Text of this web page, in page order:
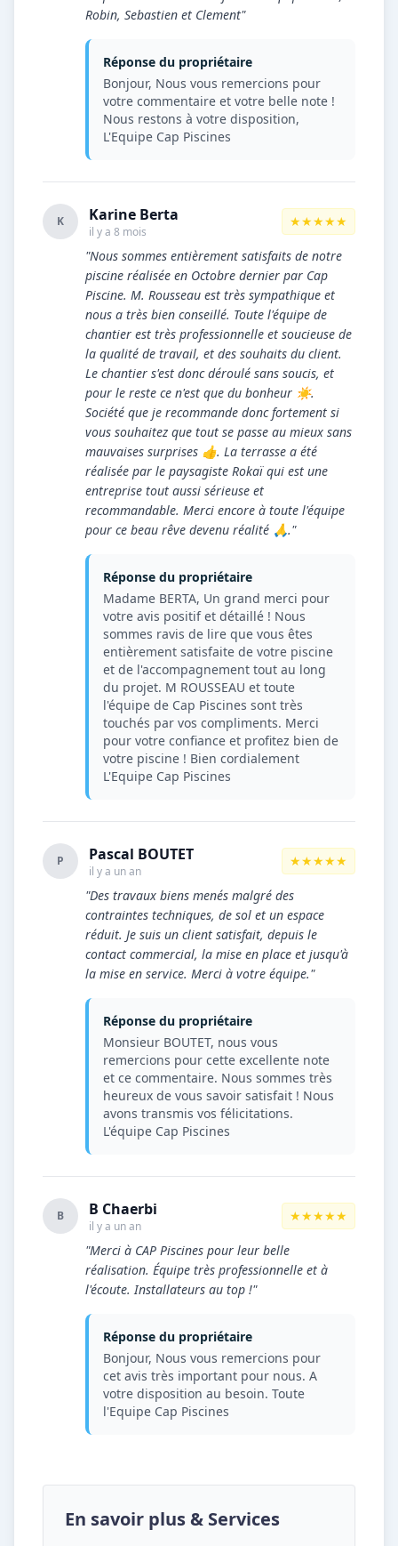
Robin, Sebastien et Clement"
Réponse du propriétaire
Bonjour, Nous vous remercions pour
votre commentaire et votre belle note !
Nous restons à votre disposition,
L'Equipe Cap Piscines
K Karine Berta
il y a 8 mois
★★★★★
"Nous sommes entièrement satisfaits de notre
piscine réalisée en Octobre dernier par Cap
Piscine. M. Rousseau est très sympathique et
nous a très bien conseillé. Toute l'équipe de
chantier est très professionnelle et soucieuse de
la qualité de travail, et des souhaits du client.
Le chantier s'est donc déroulé sans soucis, et
pour le reste ce n'est que du bonheur ☀️.
Société que je recommande donc fortement si
vous souhaitez que tout se passe au mieux sans
mauvaises surprises 👍. La terrasse a été
réalisée par le paysagiste Rokaï qui est une
entreprise tout aussi sérieuse et
recommandable. Merci encore à toute l'équipe
pour ce beau rêve devenu réalité 🙏."
Réponse du propriétaire
Madame BERTA, Un grand merci pour
votre avis positif et détaillé ! Nous
sommes ravis de lire que vous êtes
entièrement satisfaite de votre piscine
et de l'accompagnement tout au long
du projet. M ROUSSEAU et toute
l'équipe de Cap Piscines sont très
touchés par vos compliments. Merci
pour votre confiance et profitez bien de
votre piscine ! Bien cordialement
L'Equipe Cap Piscines
P Pascal BOUTET
il y a un an
★★★★★
"Des travaux biens menés malgré des
contraintes techniques, de sol et un espace
réduit. Je suis un client satisfait, depuis le
contact commercial, la mise en place et jusqu'à
la mise en service. Merci à votre équipe."
Réponse du propriétaire
Monsieur BOUTET, nous vous
remercions pour cette excellente note
et ce commentaire. Nous sommes très
heureux de vous savoir satisfait ! Nous
avons transmis vos félicitations.
L'équipe Cap Piscines
B B Chaerbi
il y a un an
★★★★★
"Merci à CAP Piscines pour leur belle
réalisation. Équipe très professionnelle et à
l'écoute. Installateurs au top !"
Réponse du propriétaire
Bonjour, Nous vous remercions pour
cet avis très important pour nous. A
votre disposition au besoin. Toute
l'Equipe Cap Piscines
En savoir plus & Services